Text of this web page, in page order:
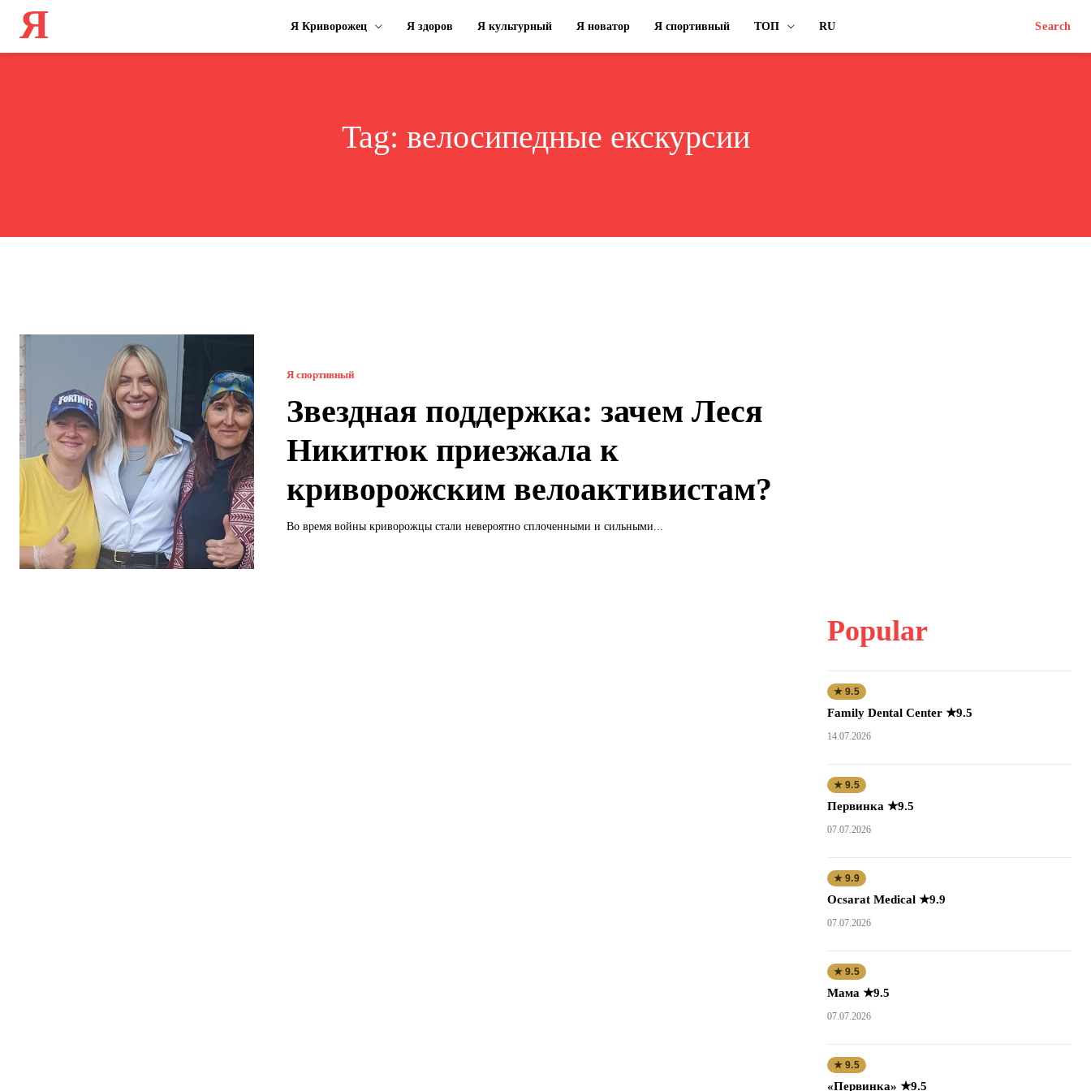
Я Я Криворожец Я здоров Я культурный Я новатор Я спортивный ТОП RU Search
Tag: велосипедные екскурсии
Я спортивный
Звездная поддержка: зачем Леся
Никитюк приезжала к
криворожским велоактивистам?
Во время войны криворожцы стали невероятно сплоченными и сильными...
Popular
★ 9.5
Family Dental Center ★9.5
14.07.2026
★ 9.5
Первинка ★9.5
07.07.2026
★ 9.9
Ocsarat Medical ★9.9
07.07.2026
★ 9.5
Мама ★9.5
07.07.2026
★ 9.5
«Первинка» ★9.5